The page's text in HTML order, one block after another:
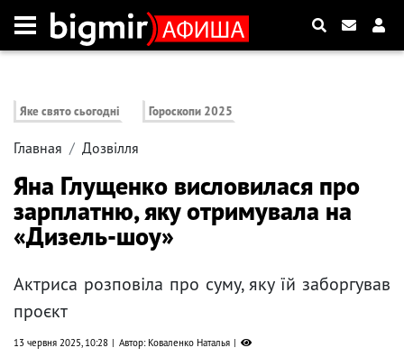
Яке свято сьогодні Гороскопи 2025
Главная Дозвілля
Яна Глущенко висловилася про
зарплатню, яку отримувала на
«Дизель-шоу»
Актриса розповіла про суму, яку їй заборгував
проєкт
13 червня 2025, 10:28 Автор: Коваленко Наталья